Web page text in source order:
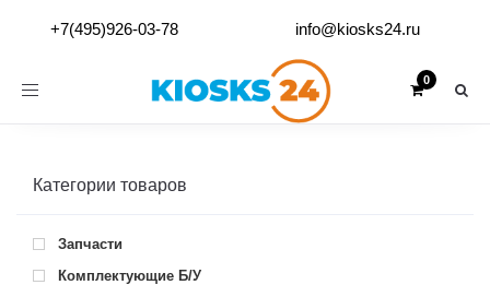
+7(495)926-03-78 info@kiosks24.ru
Toggle
Категории товаров
Запчасти
Комплектующие Б/У